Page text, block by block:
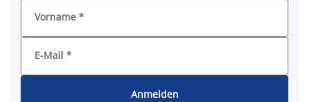
Vorname *
E-Mail *
Anmelden